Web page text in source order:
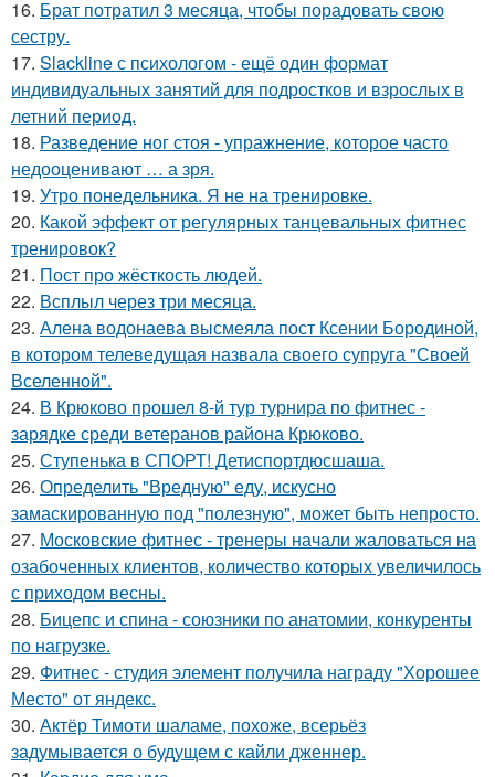
16. Брат потратил 3 месяца, чтобы порадовать свою
сестру.
17. Slackline с психологом - ещё один формат
индивидуальных занятий для подростков и взрослых в
летний период.
18. Разведение ног стоя - упражнение, которое часто
недооценивают … а зря.
19. Утро понедельника. Я не на тренировке.
20. Какой эффект от регулярных танцевальных фитнес
тренировок?
21. Пост про жёсткость людей.
22. Всплыл через три месяца.
23. Алена водонаева высмеяла пост Ксении Бородиной,
в котором телеведущая назвала своего супруга "Своей
Вселенной".
24. В Крюково прошел 8-й тур турнира по фитнес -
зарядке среди ветеранов района Крюково.
25. Ступенька в СПОРТ! Детиспортдюсшаша.
26. Определить "Вредную" еду, искусно
замаскированную под "полезную", может быть непросто.
27. Московские фитнес - тренеры начали жаловаться на
озабоченных клиентов, количество которых увеличилось
с приходом весны.
28. Бицепс и спина - союзники по анатомии, конкуренты
по нагрузке.
29. Фитнес - студия элемент получила награду "Хорошее
Место" от яндекс.
30. Актёр Тимоти шаламе, похоже, всерьёз
задумывается о будущем с кайли дженнер.